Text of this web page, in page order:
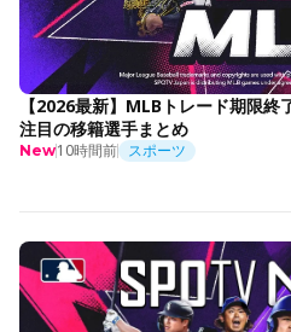
【2026最新】MLBトレード期限
注目の移籍選手まとめ
New10時間前 スポーツ